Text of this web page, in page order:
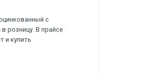
с
розницу. В прайсе
и купить